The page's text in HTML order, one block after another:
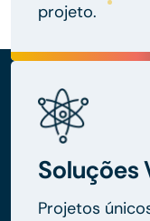
projeto.
Soluções
Projetos